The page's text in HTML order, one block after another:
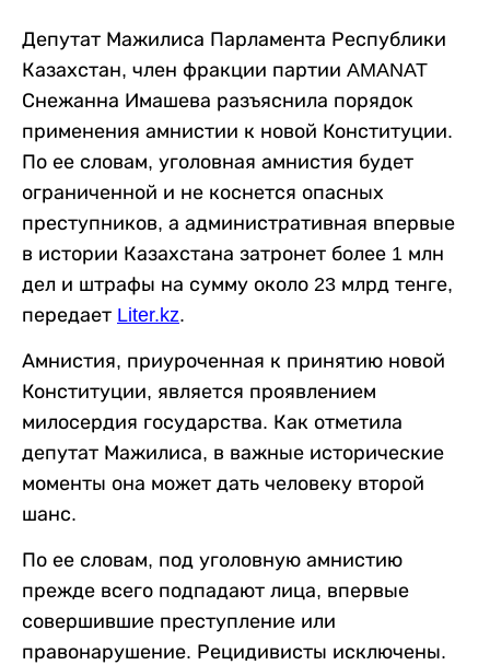
Депутат Мажилиса Парламента Республики
Казахстан, член фракции партии AMANAT
Снежанна Имашева разъяснила порядок
применения амнистии к новой Конституции.
По ее словам, уголовная амнистия будет
ограниченной и не коснется опасных
преступников, а административная впервые
в истории Казахстана затронет более 1 млн
дел и штрафы на сумму около 23 млрд тенге,
передает Liter.kz.
Амнистия, приуроченная к принятию новой
Конституции, является проявлением
милосердия государства. Как отметила
депутат Мажилиса, в важные исторические
моменты она может дать человеку второй
шанс.
По ее словам, под уголовную амнистию
прежде всего подпадают лица, впервые
совершившие преступление или
правонарушение. Рецидивисты исключены.